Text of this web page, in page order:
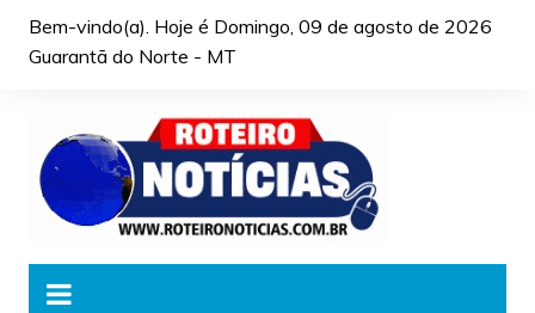
Bem-vindo(a). Hoje é Domingo, 09 de agosto de 2026
Guarantã do Norte - MT